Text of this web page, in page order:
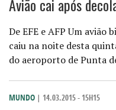
Avião cai após
De EFE e AFP Um avião
caiu na noite desta
do aeroporto de Punta
MUNDO | 14.03.2015 - 15H15